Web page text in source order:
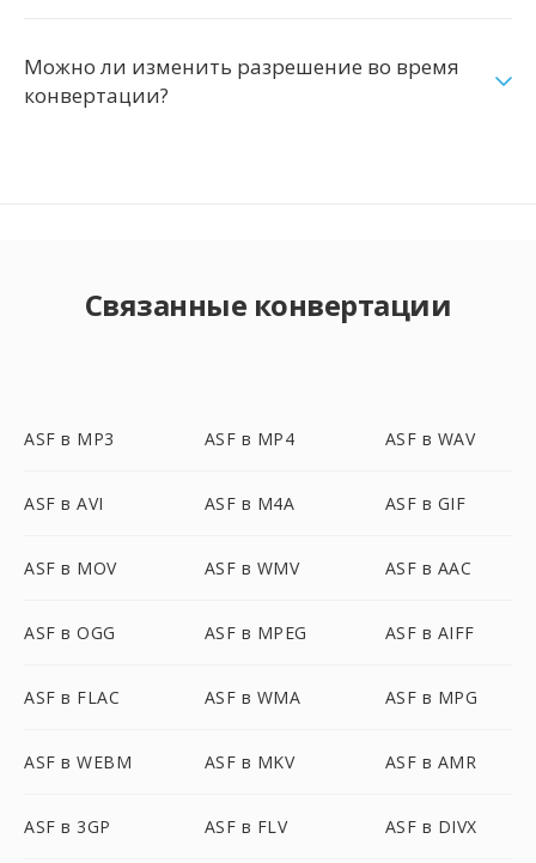
Можно ли изменить разрешение во время
конвертации?
Связанные конвертации
ASF в MP3 ASF в MP4 ASF в WAV
ASF в AVI ASF в M4A ASF в GIF
ASF в MOV ASF в WMV ASF в AAC
ASF в OGG ASF в MPEG ASF в AIFF
ASF в FLAC ASF в WMA ASF в MPG
ASF в WEBM ASF в MKV ASF в AMR
ASF в 3GP ASF в FLV ASF в DIVX